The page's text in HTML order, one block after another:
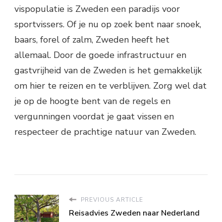
vispopulatie is Zweden een paradijs voor
sportvissers. Of je nu op zoek bent naar snoek,
baars, forel of zalm, Zweden heeft het
allemaal. Door de goede infrastructuur en
gastvrijheid van de Zweden is het gemakkelijk
om hier te reizen en te verblijven. Zorg wel dat
je op de hoogte bent van de regels en
vergunningen voordat je gaat vissen en
respecteer de prachtige natuur van Zweden.
PREVIOUS ARTICLE
Reisadvies Zweden naar Nederland